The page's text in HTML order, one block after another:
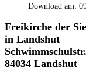
Download am:
Freikirche der
in Landshut
84034 Landshut